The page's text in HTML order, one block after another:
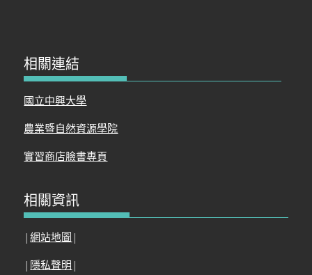
相關連結
國立中興大學
農業暨自然資源學院
實習商店臉書專頁
相關資訊
|網站地圖 |
| 隱私聲明 |